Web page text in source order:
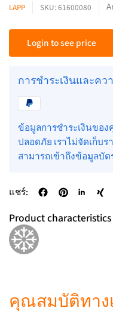
LAPP SKU: 61600080
Login to see price
การชำระเงินและค
ข้อมูลการชำระเงินขอ
ปลอดภัย เราไม่จัดเก็บ
สามารถเข้าถึงข้อมูลบั
แชร์:
Product characteristics
คุณสมบัติทาง